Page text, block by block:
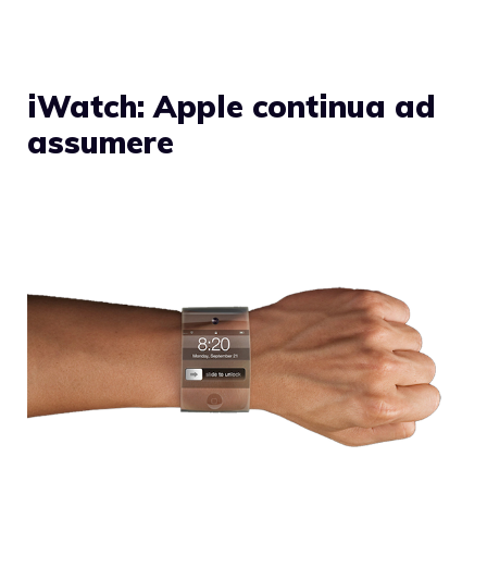
iWatch: Apple continua ad
assumere